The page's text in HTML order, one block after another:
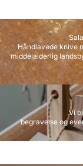
Håndlavede knive
middelalderlig
Vi
begravelse og